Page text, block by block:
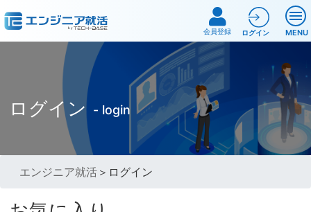
MENU
会員登録 ログイン
ログイン - login
エンジニア就活 ＞ログイン